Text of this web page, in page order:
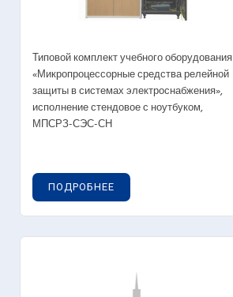
Типовой комплект учебного оборудования
«Микропроцессорные средства релейной
защиты в системах электроснабжения»,
исполнение стендовое с ноутбуком,
МПСРЗ-СЭС-СН
ПОДРОБНЕЕ